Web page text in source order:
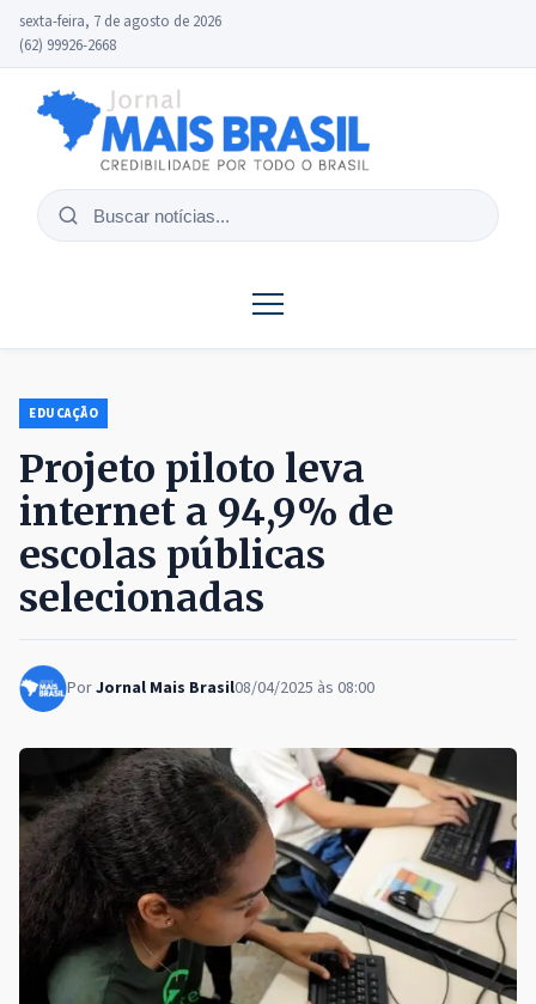
sexta-feira, 7 de agosto de 2026
(62) 99926-2668
Buscar
EDUCAÇÃO
Projeto piloto leva
internet a 94,9% de
escolas públicas
selecionadas
PorJornal Mais Brasil08/04/2025 às 08:00